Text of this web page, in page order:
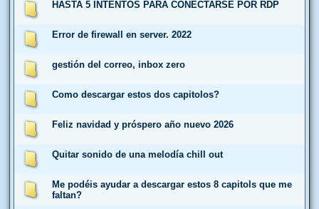
HASTA 5 INTENTOS PARA CONECTARSE POR RDP
Error de firewall en server. 2022
gestión del correo, inbox zero
Como descargar estos dos capitolos?
Feliz navidad y próspero año nuevo 2026
Quitar sonido de una melodía chill out
Me podéis ayudar a descargar estos 8 capitols que me
faltan?